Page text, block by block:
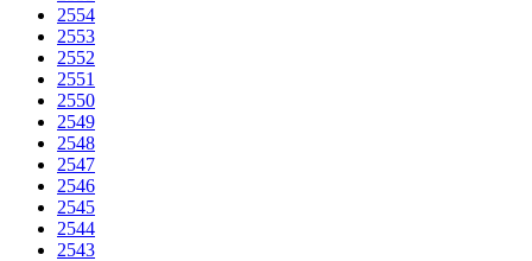
2554
2553
2552
2551
2550
2549
2548
2547
2546
2545
2544
2543